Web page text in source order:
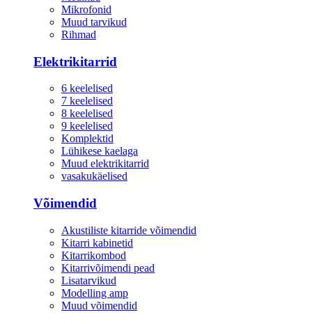
Mikrofonid
Muud tarvikud
Rihmad
Elektrikitarrid
6 keelelised
7 keelelised
8 keelelised
9 keelelised
Komplektid
Lühikese kaelaga
Muud elektrikitarrid
vasakukäelised
Võimendid
Akustiliste kitarride võimendid
Kitarri kabinetid
Kitarrikombod
Kitarrivõimendi pead
Lisatarvikud
Modelling amp
Muud võimendid